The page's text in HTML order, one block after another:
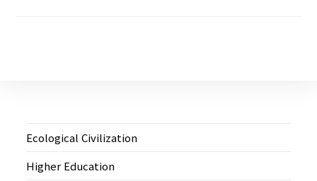
Ecological Civilization
Higher Education